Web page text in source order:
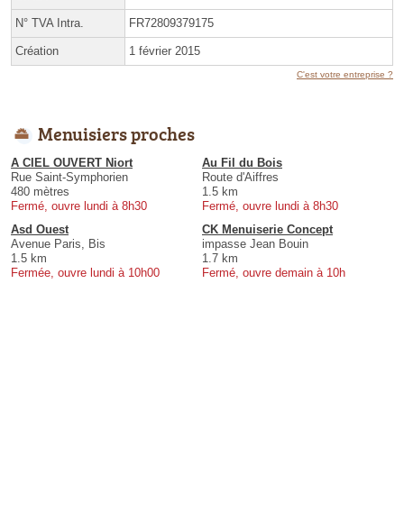
N° TVA Intra. FR72809379175
Création 1 février 2015
C'est votre entreprise ?
Menuisiers proches
A CIEL OUVERT Niort
Rue Saint-Symphorien
480 mètres
Fermé, ouvre lundi à 8h30
Au Fil du Bois
Route d'Aiffres
1.5 km
Fermé, ouvre lundi à 8h30
Asd Ouest
Avenue Paris, Bis
1.5 km
Fermée, ouvre lundi à 10h00
CK Menuiserie Concept
impasse Jean Bouin
1.7 km
Fermé, ouvre demain à 10h